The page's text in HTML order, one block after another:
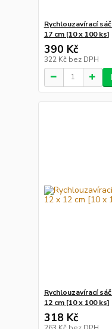
Rychlouzavírací
17 cm [10 x 100 ks]
390 Kč
322 Kč bez DPH
Rychlouzavírací
12 cm [10 x 100 ks]
318 Kč